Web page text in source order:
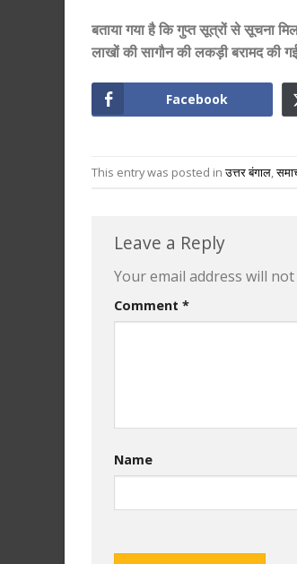
बताया गया है कि गुप्त सूत्रों से सूचना
लाखों की सागौन की लकड़ी बरामद की
Facebook
This entry was posted inउत्तर बंगाल ,
Leave a Reply
Your email address will
Comment *
Name